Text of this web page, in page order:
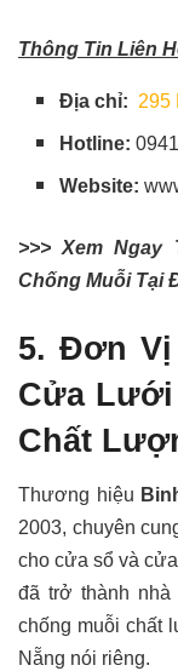
Thông Tin Liên
Địa chỉ: 295
Hotline:
Website:
>>> Xem
Chống Muỗi Tại
5. Đơn Vị
Cửa Lưới
Chất
Thương hiệu
2003, chuyên
cho cửa sổ và
đã trở thành
chống muỗi chất
Nẵng nói riêng.